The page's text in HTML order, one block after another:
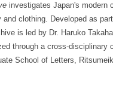
investigates Japan's modern
and clothing. Developed as
is led by Dr. Haruko
through a cross-disciplinary
School of Letters,